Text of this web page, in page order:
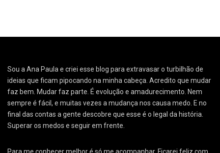
Sou a Ana Paula e criei esse blog para extravasar o turbilhão de
ideias que ficam pipocando na minha cabeça. Acredito que mudar
faz bem. Mudar faz parte. É evolução e amadurecimento. Nem
sempre é fácil, e muitas vezes a mudança nos causa medo. E no
final das contas a gente descobre que esse é o legal da história.
Superar os medos e seguir em frente.
Para me conhecer melhor é só me acompanhar. Ficarei feliz com